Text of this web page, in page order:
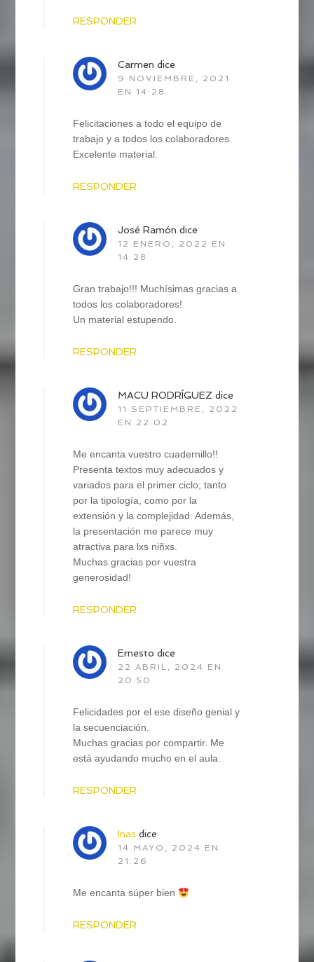
RESPONDER
Carmen dice
9 NOVIEMBRE, 2021
EN 14:28
Felicitaciones a todo el equipo de
trabajo y a todos los colaboradores.
Excelente material.
RESPONDER
José Ramón dice
12 ENERO, 2022 EN
14:28
Gran trabajo!!! Muchísimas gracias a
todos los colaboradores!
Un material estupendo.
RESPONDER
MACU RODRÍGUEZ dice
11 SEPTIEMBRE, 2022
EN 22:02
Me encanta vuestro cuadernillo!!
Presenta textos muy adecuados y
variados para el primer ciclo; tanto
por la tipología, como por la
extensión y la complejidad. Además,
la presentación me parece muy
atractiva para lxs niñxs.
Muchas gracias por vuestra
generosidad!
RESPONDER
Ernesto dice
22 ABRIL, 2024 EN
20:50
Felicidades por el ese diseño genial y
la secuenciación.
Muchas gracias por compartir. Me
está ayudando mucho en el aula.
RESPONDER
Inas dice
14 MAYO, 2024 EN
21:26
Me encanta súper bien
RESPONDER